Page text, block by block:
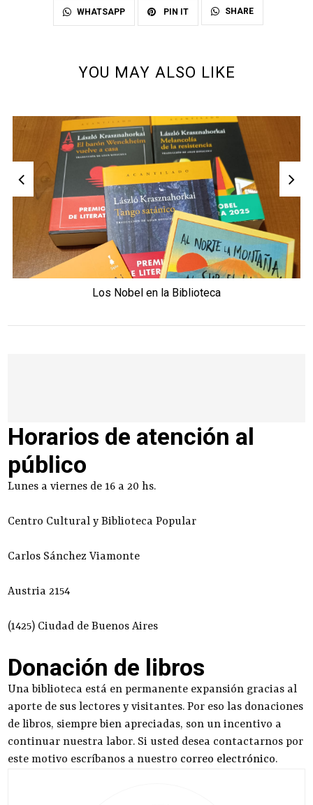
WHATSAPP PIN IT SHARE
YOU MAY ALSO LIKE
Los Nobel en la Biblioteca
Horarios de atención al
público
Lunes a viernes de 16 a 20 hs.
Centro Cultural y Biblioteca Popular
Carlos Sánchez Viamonte
Austria 2154
(1425) Ciudad de Buenos Aires
Donación de libros
Una biblioteca está en permanente expansión gracias al
aporte de sus lectores y visitantes. Por eso las donaciones
de libros, siempre bien apreciadas, son un incentivo a
continuar nuestra labor. Si usted desea contactarnos por
este motivo escríbanos a nuestro correo electrónico.